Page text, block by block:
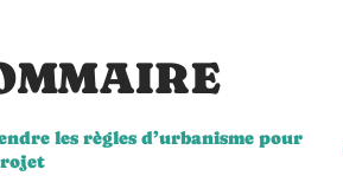
les règles d’urbanisme pour